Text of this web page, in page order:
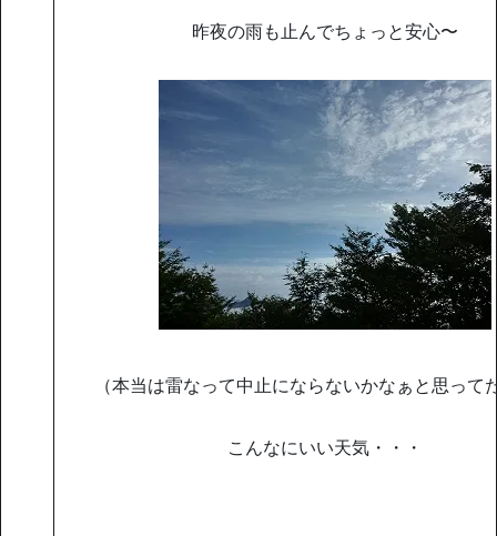
昨夜の雨も止んでちょっと安心〜
（本当は雷なって中止にならないかなぁと思って
こんなにいい天気・・・